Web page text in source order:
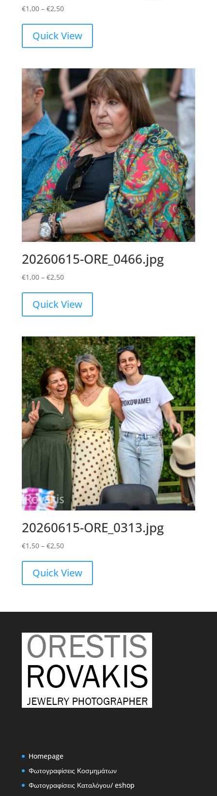
€1,00 – €2,50Price
€1,00
through
Quick View
20260615-ORE_0466.jpg
€1,00 – €2,50Price
€1,00
through
Quick View
20260615-ORE_0313.jpg
€1,50 – €2,50Price
€1,50
through
Quick View
Homepage
Φωτογραφίσεις Κοσμημάτων
Φωτογραφίσεις Καταλόγου/ eshop